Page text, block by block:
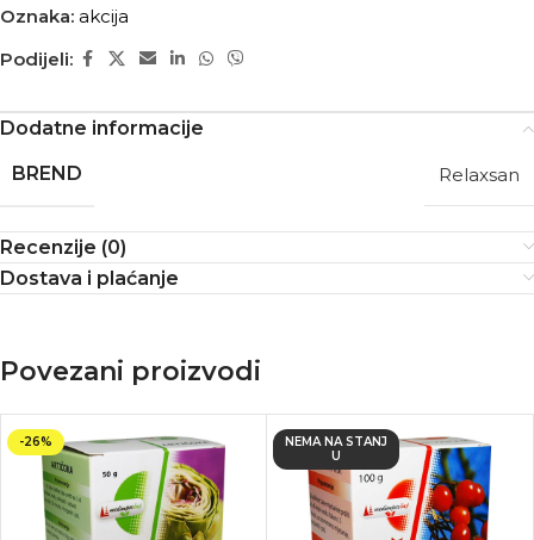
Oznaka: akcija
Podijeli:
Dodatne informacije
BREND
Relaxsan
Recenzije (0)
Dostava i plaćanje
Povezani proizvodi
-26%
NEMA NA STANJ
U